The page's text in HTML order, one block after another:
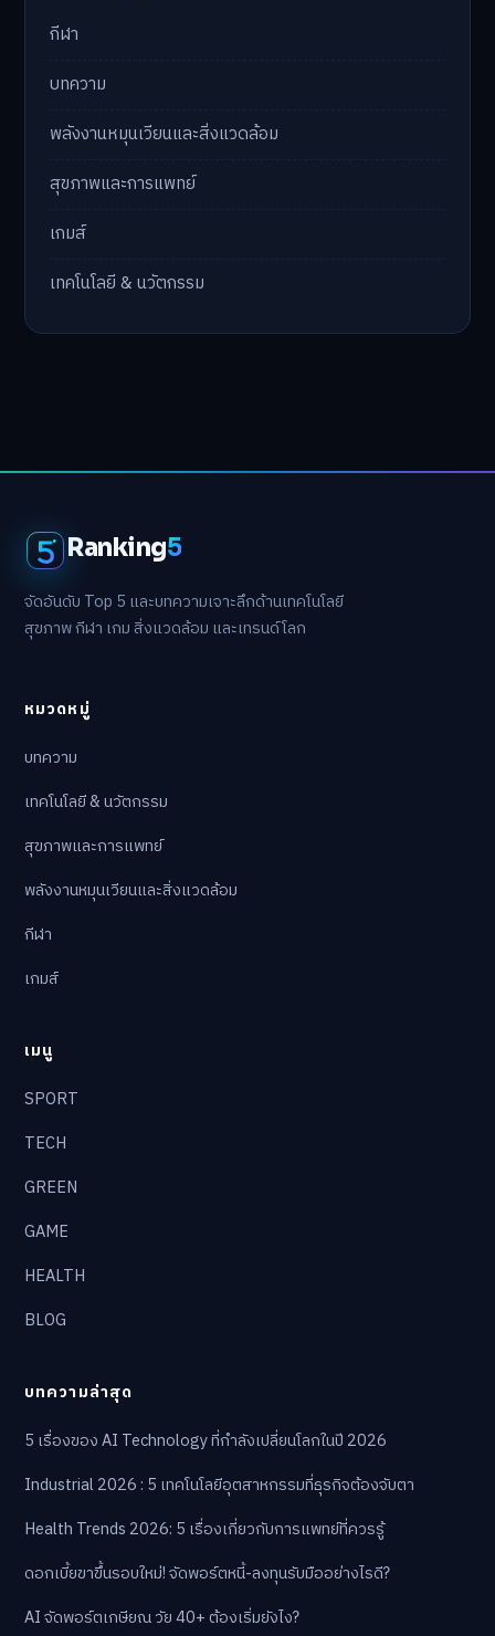
กีฬา
บทความ
พลังงานหมุนเวียนและสิ่งแวดล้อม
สุขภาพและการแพทย์
เกมส์
เทคโนโลยี & นวัตกรรม
Ranking5
จัดอันดับ Top 5 และบทความเจาะลึกด้านเทคโนโลยี
สุขภาพ กีฬา เกม สิ่งแวดล้อม และเทรนด์โลก
หมวดหมู่
บทความ
เทคโนโลยี & นวัตกรรม
สุขภาพและการแพทย์
พลังงานหมุนเวียนและสิ่งแวดล้อม
กีฬา
เกมส์
เมนู
SPORT
TECH
GREEN
GAME
HEALTH
BLOG
บทความล่าสุด
5 เรื่องของ AI Technology ที่กำลังเปลี่ยนโลกในปี 2026
Industrial 2026 : 5 เทคโนโลยีอุตสาหกรรมที่ธุรกิจต้องจับตา
Health Trends 2026: 5 เรื่องเกี่ยวกับการแพทย์ที่ควรรู้
ดอกเบี้ยขาขึ้นรอบใหม่! จัดพอร์ตหนี้-ลงทุนรับมืออย่างไรดี?
AI จัดพอร์ตเกษียณ วัย 40+ ต้องเริ่มยังไง?